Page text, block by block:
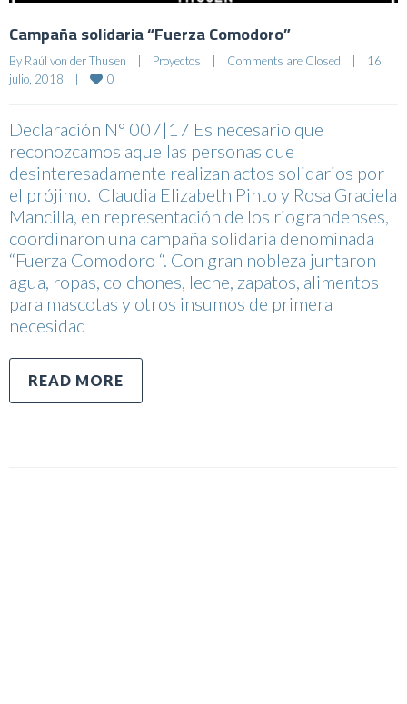
Campaña solidaria “Fuerza Comodoro”
By Raúl von der Thusen | Proyectos | Comments are Closed |
16
julio, 2018
| 0
Declaración N° 007|17 Es necesario que
reconozcamos aquellas personas que
desinteresadamente realizan actos solidarios por
el prójimo. Claudia Elizabeth Pinto y Rosa Graciela
Mancilla, en representación de los riograndenses,
coordinaron una campaña solidaria denominada
“Fuerza Comodoro “. Con gran nobleza juntaron
agua, ropas, colchones, leche, zapatos, alimentos
para mascotas y otros insumos de primera
necesidad
READ MORE